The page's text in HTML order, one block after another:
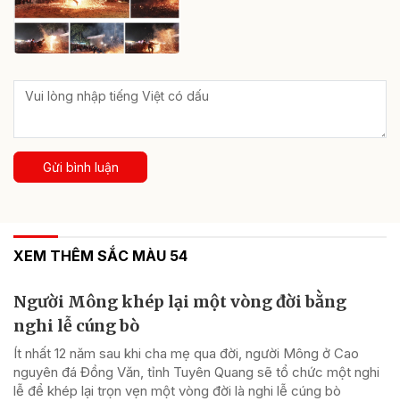
Gửi bình luận
XEM THÊM SẮC MÀU 54
Người Mông khép lại một vòng đời bằng
nghi lễ cúng bò
Ít nhất 12 năm sau khi cha mẹ qua đời, người Mông ở Cao
nguyên đá Đồng Văn, tỉnh Tuyên Quang sẽ tổ chức một nghi
lễ để khép lại trọn vẹn một vòng đời là nghi lễ cúng bò